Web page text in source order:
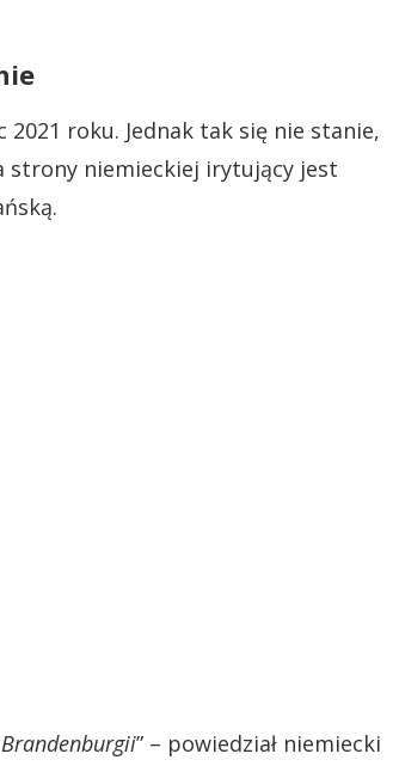
roku. Jednak tak się nie stanie,
strony niemieckiej irytujący jest
” – powiedział niemiecki